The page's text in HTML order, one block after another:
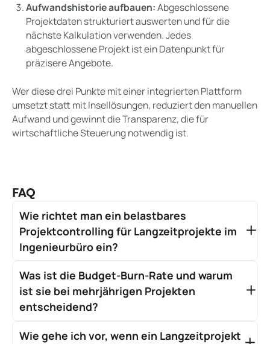
Aufwandshistorie aufbauen:Abgeschlossene
Projektdaten strukturiert auswerten und für die
nächste Kalkulation verwenden. Jedes
abgeschlossene Projekt ist ein Datenpunkt für
präzisere Angebote.
Wer diese drei Punkte mit einer integrierten Plattform
umsetzt statt mit Insellösungen, reduziert den manuellen
Aufwand und gewinnt die Transparenz, die für
wirtschaftliche Steuerung notwendig ist.
FAQ
Wie richtet man ein belastbares
Projektcontrolling für Langzeitprojekte im
Ingenieurbüro ein?
Der erste Schritt ist die Strukturierung des Projekts
im System: Leistungsphasen, Budgets und
Verantwortlichkeiten müssen hinterlegt sein, bevor
die Arbeit beginnt. Nur wenn Stunden phasengenau
Vergleiche. Ein integriertes System wie ZEP verbindet
Was ist die Budget-Burn-Rate und warum
ist sie bei mehrjährigen Projekten
entscheidend?
Die Budget-Burn-Rate zeigt, wie schnell das
Projektbudget im Verhältnis zum Leistungsfortschritt
Wie gehe ich vor, wenn ein Langzeitprojekt